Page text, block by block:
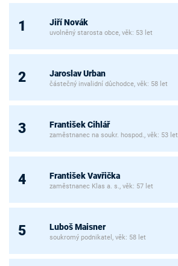
1 Jiří Novák
uvolněný starosta obce, věk: 53 let
2 Jaroslav Urban
částečný invalidní důchodce, věk: 58 let
3 František Cihlář
zaměstnanec na soukr. hospod., věk: 53 let
4 František Vavřička
zaměstnanec Klas a. s., věk: 57 let
5 Luboš Maisner
soukromý podnikatel, věk: 58 let